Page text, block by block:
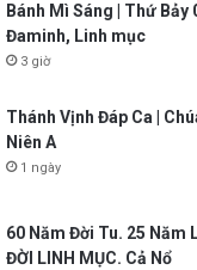
Bánh Mì Sáng | Thứ Bảy
Đaminh, Linh mục
3 giờ
Thánh Vịnh Đáp Ca |
Niên A
1 ngày
60 Năm Đời Tu. 25 Năm
ĐỜI LINH MỤC. Cả Nổ